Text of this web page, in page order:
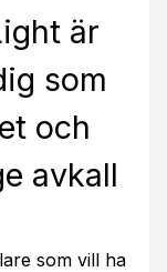
är
som
och
avkall
som vill ha